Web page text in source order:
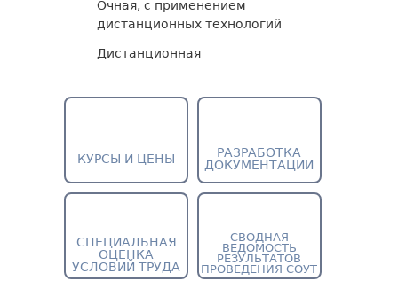
Очная, с применением
дистанционных технологий
Дистанционная
КУРСЫ И ЦЕНЫ
РАЗРАБОТКА
ДОКУМЕНТАЦИИ
СПЕЦИАЛЬНАЯ
ОЦЕНКА
УСЛОВИЙ ТРУДА
СВОДНАЯ
ВЕДОМОСТЬ
РЕЗУЛЬТАТОВ
ПРОВЕДЕНИЯ СОУТ